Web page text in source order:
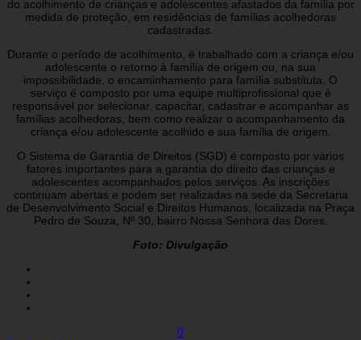
do acolhimento de crianças e adolescentes afastados da família por
medida de proteção, em residências de famílias acolhedoras
cadastradas.
Durante o período de acolhimento, é trabalhado com a criança e/ou
adolescente o retorno à família de origem ou, na sua
impossibilidade, o encaminhamento para família substituta. O
serviço é composto por uma equipe multiprofissional que é
responsável por selecionar, capacitar, cadastrar e acompanhar as
famílias acolhedoras, bem como realizar o acompanhamento da
criança e/ou adolescente acolhido e sua família de origem.
O Sistema de Garantia de Direitos (SGD) é composto por vários
fatores importantes para a garantia do direito das crianças e
adolescentes acompanhados pelos serviços. As inscrições
continuam abertas e podem ser realizadas na sede da Secretaria
de Desenvolvimento Social e Direitos Humanos, localizada na Praça
Pedro de Souza, Nº 30, bairro Nossa Senhora das Dores.
Foto: Divulgação
0